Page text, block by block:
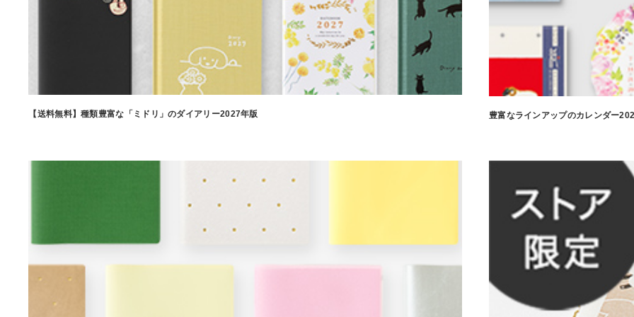
【送料無料】種類豊富な「ミドリ」のダイアリー2027年版 豊富なラインアップのカレンダー